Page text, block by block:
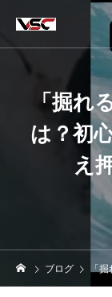
「掘れ
は？初
え
ブログ 「掘